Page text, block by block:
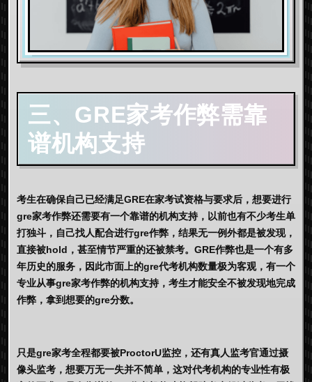
三、GRE家考作弊需靠
谱机构支持
考生在确保自己已经满足GRE在家考试资格与要求后，想要进行
gre家考作弊还需要有一个靠谱的机构支持，以前也有不少考生单
打独斗，自己找人配合进行gre作弊，结果无一例外都是被发现，
直接被hold，甚至情节严重的还被禁考。GRE作弊也是一个有多
年历史的服务，因此市面上的gre代考机构数量极为客观，有一个
专业从事gre家考作弊的机构支持，考生才能安全不被发现地完成
作弊，拿到想要的gre分数。
只是gre家考全程都要被ProctorU监控，还有真人监考官通过摄
像头监考，想要万无一失并不简单，这对代考机构的专业性有极